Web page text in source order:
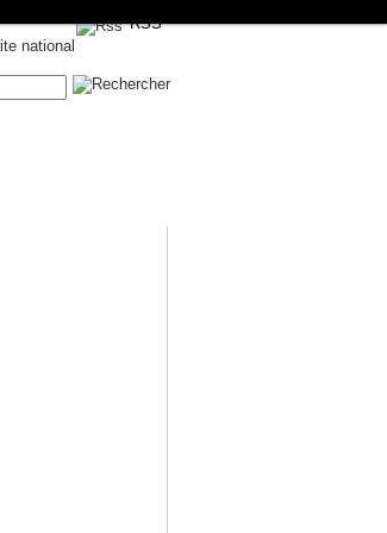
ContenueRSS